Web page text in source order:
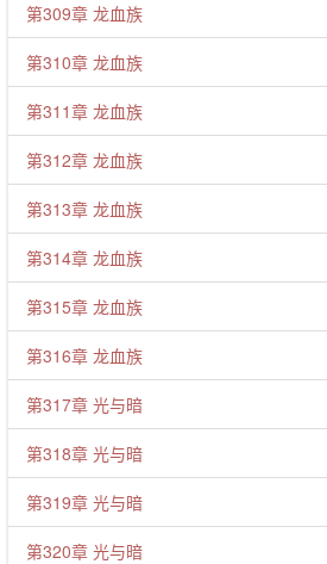
第309章 龙血族
第310章 龙血族
第311章 龙血族
第312章 龙血族
第313章 龙血族
第314章 龙血族
第315章 龙血族
第316章 龙血族
第317章 光与暗
第318章 光与暗
第319章 光与暗
第320章 光与暗